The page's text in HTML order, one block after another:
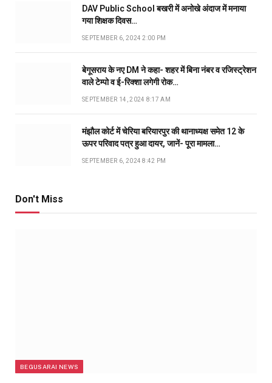
DAV Public School बखरी में अनोखे अंदाज में मनाया
गया शिक्षक दिवस…
SEPTEMBER 6, 2024 2:00 PM
बेगूसराय के नए DM ने कहा- शहर में बिना नंबर व रजिस्ट्रेशन
वाले टेम्पो व ई-रिक्शा लगेगी रोक…
SEPTEMBER 14, 2024 8:17 AM
मंझौल कोर्ट में चेरिया बरियारपुर की थानाध्यक्ष समेत 12 के
ऊपर परिवाद पत्र हुआ दायर, जानें- पूरा मामला…
SEPTEMBER 6, 2024 8:42 PM
Don't Miss
BEGUSARAI NEWS